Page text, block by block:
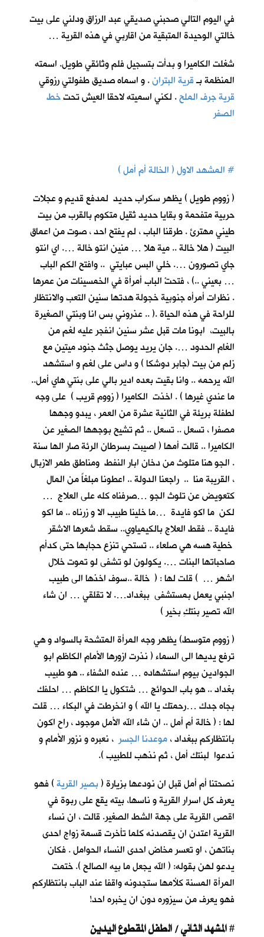
في اليوم التالي صحبني صديقي عبد الرزاق ودلني على بيت
خالتي الوحيدة المتبقية من اقاربي في هذه القرية …
شغلت الكاميرا و بدأت بتسجيل فلم وثائقي طويل. اسمته
المنظمة بـقرية البتران. و اسماه صديق طفولتي رزوقي
قرية جرف الملح. لكني اسميته لاحقا العيش تحتخط
الصفر
#المشهد الاول ( الخالة أم أمل )
( زووم طويل ) يظهر سكراب حديد لمدفع قديم و عجلات
حربية متفحمة و بقايا حديد ثقيل متكوم بالقرب من بيت
طيني مهترئ . طرقنا الباب ، لم يفتح احد ، صوت من اعماق
البيت ( هلا خالة .. مية هلا … منين انتو خالة …. اي انتو
جاي تصورون …. خلي البس عبايتي .. وافتح الكم الباب
… بعيني ..) ، فتحتْ الباب أمرأة في الخمسينات من عمرها
. نظرات أمرأه جنوبية خجولة هدتها سنين التعب والانتظار
للراحة في هذه الحياة .( .. عذروني بس انا وبنتي الصغيرة
بالبيت، ابونا مات قبل عشر سنين انفجر عليه لغم من
الغام الحدود …. جان يريد يوصل جثث جنود ميتين مع
زلم من بيت (جابر دوشكا ) و داس على لغم و استشهد
الله يرحمه .. وانا بقيت بعده ادير بالي على بنتي هاي أمل..
ما عندي غيرها ) . اخذت الكاميرا ( زووم قريب ) على وجه
لطفلة بريئة في الثانية عشرة من العمر ، يبدو وجهها
مصفرا ، تسعل .. تسعل .. ثم تشيح بوجهها الصغير عن
الكاميرا .. قالت أمها ( اصيبت بسرطان الرئة صار الها سنة
. الجو هنا متلوث من دخان ابار النفط ومناطق طمر الازبال
، القريبة منا .. راجعنا الدولة .. اعطونا مبلغاً من المال
كتعويض عن تلوث الجو …صرفناه كله على العلاج …
لكن ما اكو فايدة …ما خلينا طبيب الا و زرناه .. ما اكو
فايدة .. فقط العلاج بالكيمياوي.. سقط شعرها الاشقر
خطية هسه هي صلعاء .. تستحي تنزع حجابها حتى كدأم
صاحباتها البنات …. يكولون لو تشفى لو تموت خلال
اشهر … ) قلت لها : ( خالة ..سوف اخذها الى طبيب
اجنبي يعمل بمستشفى ببغداد…. لا تقلقي … ان شاء
الله تصير بنتكِ بخير )
( زووم متوسط) يظهر وجه المرأة المتشحة بالسواد و هي
ترفع يديها الى السماء ( نذرت ازورها الأمام الكاظم ابو
الجوادين بيوم استشهاده … عنده الشفاء .. هو طبيب
بغداد .. هو باب الحوائج … شتكول يا الكاظم … احلفك
بجاه جدك …رحمتك يا الله ) و انخرطت في البكاء … قلت
لها : ( خالة أم أمل .. ان شاء الله الأمل موجود ، راح اكون
بانتظاركم ببغداد ،موعدنا الجسر ، نعبره و نزور الأمام و
ندعوا لبنتك أمل ، ثم نذهب للطبيب ).
نصحتنا أم أمل قبل ان نودعها بزيارة (بصير القرية) فهو
يعرف كل اسرار القرية و ناسها، بيته يقع على ربوة في
اقصى القرية على جهة الشط الصغير. قالت ، ان نساء
القرية اعتدن ان يقصدنه كلما تأخرت قسمة زواج احدى
بناتهن ، او تعسر مخاض احدى النساء الحوامل . فكان
يدعو لهن بقوله: ( الله يجعل ما بيه الصالح ). ختمت
المرأة المسنة كلأمها ستجدونه واقفا عند الباب بانتظاركم
فهو يعرف من سيزوره دون ان يخبره احد!
# المشهد الثاني / الطفل المقطوع اليدين